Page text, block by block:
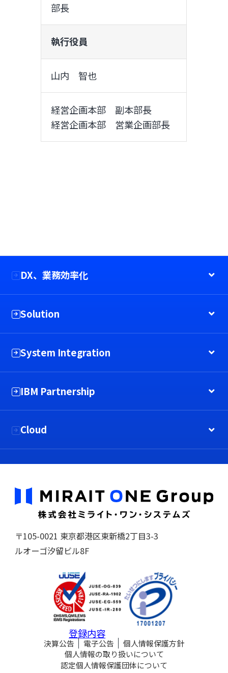
部長
執行役員
山内 智也
経営企画本部 副本部長
経営企画本部 営業企画部長
DX、業務効率化
Solution
System Integration
IBM Partnership
Cloud
〒105-0021 東京都港区東新橋2丁目3-3
ルオーゴ汐留ビル8F
登録内容
決算公告 電子公告
個人情報保護方針
個人情報の取り扱いについて
認定個人情報保護団体について